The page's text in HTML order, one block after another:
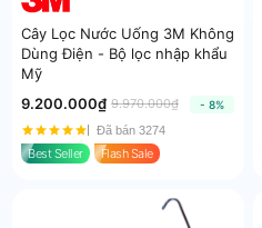
Cây Lọc Nước Uống 3M Không
Dùng Điện - Bộ lọc nhập khẩu
Mỹ
9.200.000₫ 9.970.000₫
- 8%
Đã bán 3274
Best Seller Flash Sale